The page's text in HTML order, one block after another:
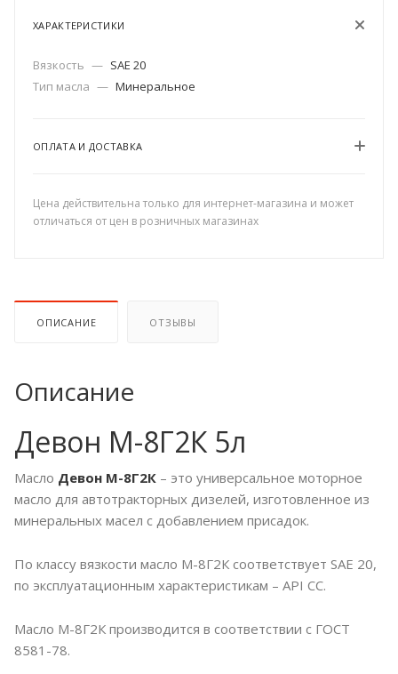
ХАРАКТЕРИСТИКИ
Вязкость — SAE 20
Тип масла — Минеральное
ОПЛАТА И ДОСТАВКА
Цена действительна только для интернет-магазина и может
отличаться от цен в розничных магазинах
ОПИСАНИЕ ОТЗЫВЫ
Описание
Девон М-8Г2К 5л
Масло Девон М-8Г2К – это универсальное моторное
масло для автотракторных дизелей, изготовленное из
минеральных масел с добавлением присадок.
По классу вязкости масло М-8Г2К соответствует SAE 20,
по эксплуатационным характеристикам – API CC.
Масло М-8Г2К производится в соответствии с ГОСТ
8581-78.